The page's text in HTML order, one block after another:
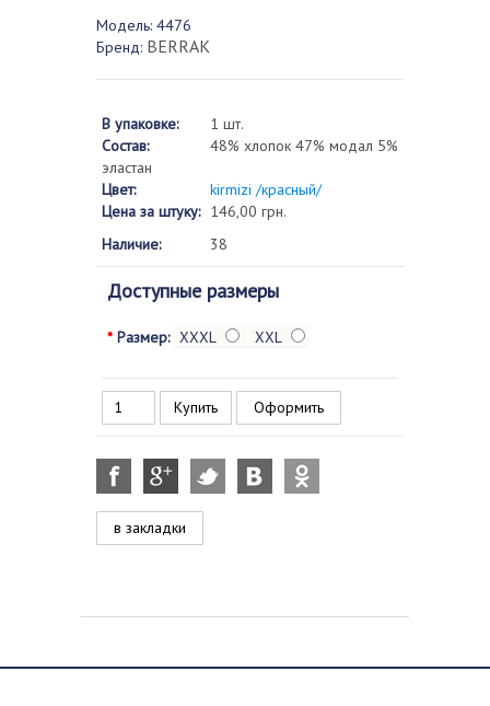
Модель: 4476
Бренд: BERRAK
В упаковке:
1 шт.
Состав:
48% хлопок 47% модал 5%
эластан
Цвет:
kirmizi /красный/
Цена за штуку: 146,00 грн.
Наличие:
38
Доступные размеры
* Размер: XXXL XXL
Оформить
в закладки